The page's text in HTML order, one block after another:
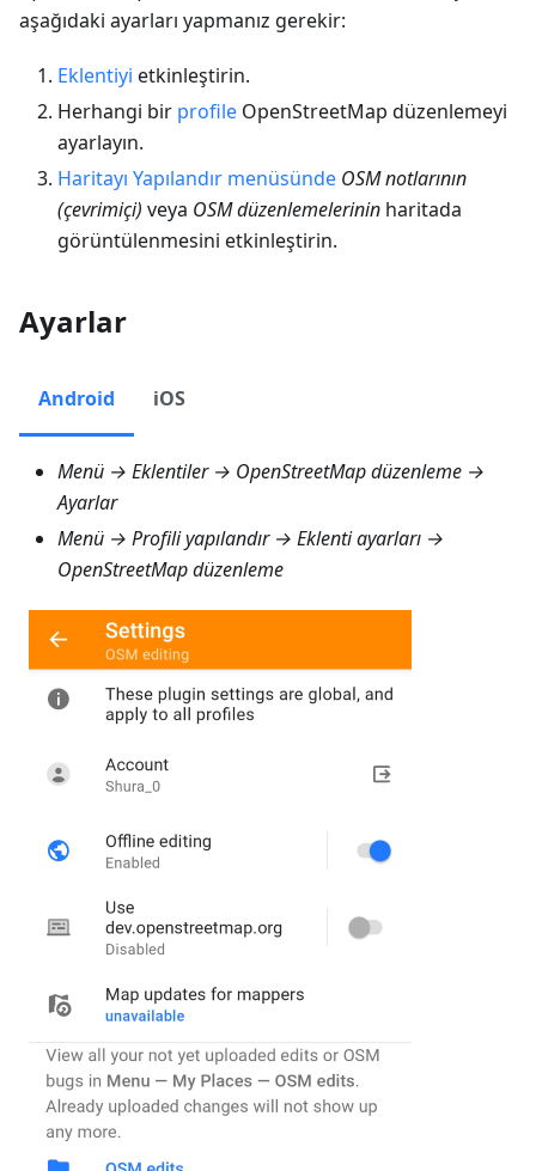
aşağıdaki ayarları yapmanız gerekir:
Eklentiyi etkinleştirin.
Herhangi bir profile OpenStreetMap düzenlemeyi
ayarlayın.
Haritayı Yapılandır menüsünde OSM notlarının
(çevrimiçi) veya OSM düzenlemelerinin haritada
görüntülenmesini etkinleştirin.
Ayarlar
Android iOS
Menü → Eklentiler → OpenStreetMap düzenleme →
Ayarlar
Menü → Profili yapılandır → Eklenti ayarları →
OpenStreetMap düzenleme